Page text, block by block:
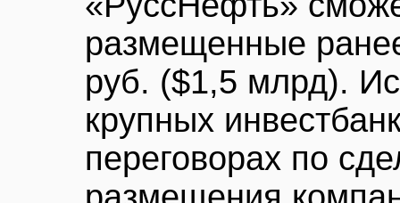
размещенные
руб. ($1,5 млрд).
крупных
переговорах по